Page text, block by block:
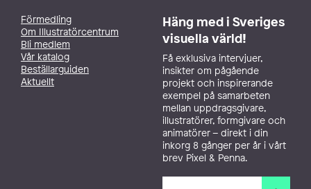
Förmedling
Om Illustratörcentrum
Bli medlem
Vår katalog
Beställarguiden
Aktuellt
Häng med i Sveriges
visuella värld!
Få exklusiva intervjuer,
insikter om pågående
projekt och inspirerande
exempel på samarbeten
mellan uppdragsgivare,
illustratörer, formgivare och
animatörer – direkt i din
inkorg 8 gånger per år i vårt
brev Pixel & Penna.